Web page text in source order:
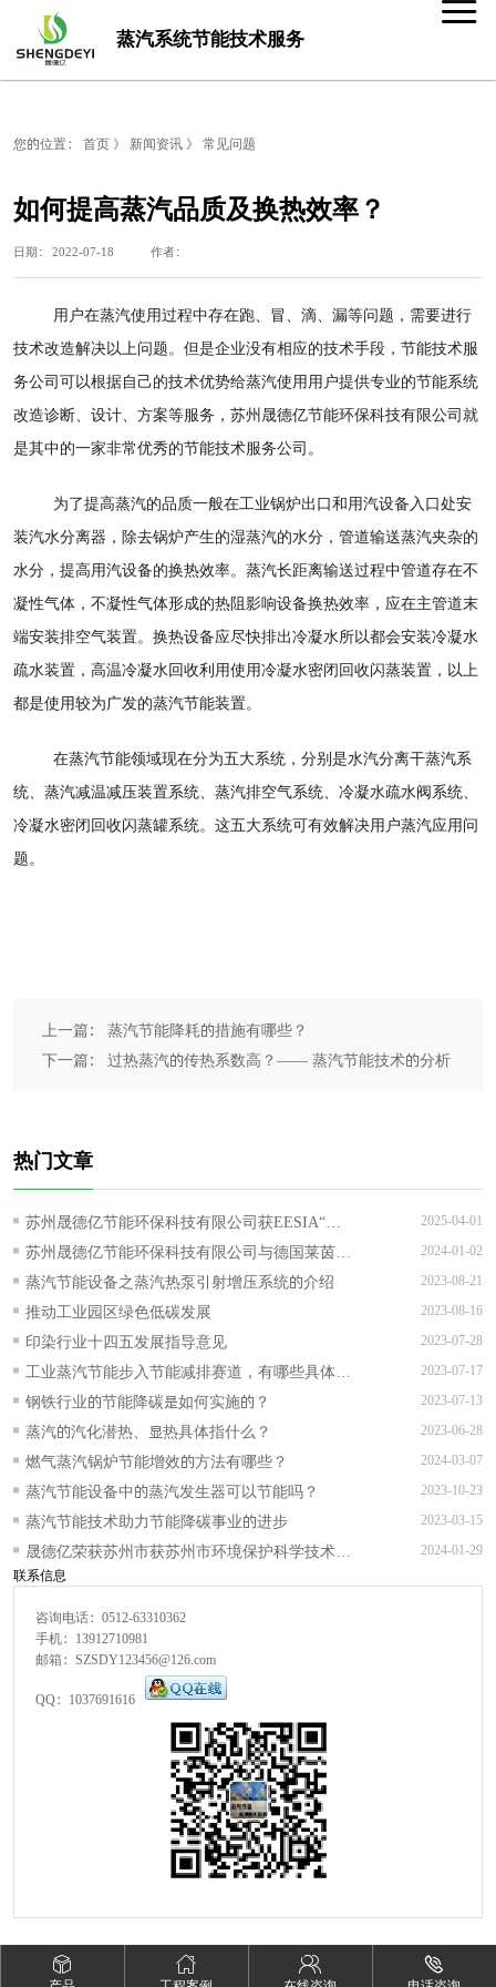
蒸汽系统节能技术服务
您的位置： 首页 》 新闻资讯 》 常见问题
如何提高蒸汽品质及换热效率？
日期： 2022-07-18 作者：
用户在蒸汽使用过程中存在跑、冒、滴、漏等问题，需要进行
技术改造解决以上问题。但是企业没有相应的技术手段，节能技术服
务公司可以根据自己的技术优势给蒸汽使用用户提供专业的节能系统
改造诊断、设计、方案等服务，苏州晟德亿节能环保科技有限公司就
是其中的一家非常优秀的节能技术服务公司。
为了提高蒸汽的品质一般在工业锅炉出口和用汽设备入口处安
装汽水分离器，除去锅炉产生的湿蒸汽的水分，管道输送蒸汽夹杂的
水分，提高用汽设备的换热效率。蒸汽长距离输送过程中管道存在不
凝性气体，不凝性气体形成的热阻影响设备换热效率，应在主管道末
端安装排空气装置。换热设备应尽快排出冷凝水所以都会安装冷凝水
疏水装置，高温冷凝水回收利用使用冷凝水密闭回收闪蒸装置，以上
都是使用较为广发的蒸汽节能装置。
在蒸汽节能领域现在分为五大系统，分别是水汽分离干蒸汽系
统、蒸汽减温减压装置系统、蒸汽排空气系统、冷凝水疏水阀系统、
冷凝水密闭回收闪蒸罐系统。这五大系统可有效解决用户蒸汽应用问
题。
上一篇： 蒸汽节能降耗的措施有哪些？
下一篇： 过热蒸汽的传热系数高？—— 蒸汽节能技术的分析
热门文章
苏州晟德亿节能环保科技有限公司获EESIA“节
能降碳技术服务能力评价AAA级”证书！
2025-04-01
苏州晟德亿节能环保科技有限公司与德国莱茵
TUV可持续发展战略合作正式签约
2024-01-02
蒸汽节能设备之蒸汽热泵引射增压系统的介绍 2023-08-21
推动工业园区绿色低碳发展 2023-08-16
印染行业十四五发展指导意见 2023-07-28
工业蒸汽节能步入节能减排赛道，有哪些具体的
实施措施？
2023-07-17
钢铁行业的节能降碳是如何实施的？ 2023-07-13
蒸汽的汽化潜热、显热具体指什么？ 2023-06-28
燃气蒸汽锅炉节能增效的方法有哪些？ 2024-03-07
蒸汽节能设备中的蒸汽发生器可以节能吗？ 2023-10-23
蒸汽节能技术助力节能降碳事业的进步 2023-03-15
晟德亿荣获苏州市获苏州市环境保护科学技术一
等奖等多项奖项
2024-01-29
联系信息
咨询电话：0512-63310362
手机：13912710981
邮箱：SZSDY123456@126.com
QQ：1037691616